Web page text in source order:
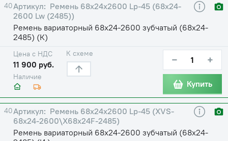
40
Ремень 68х24х2600 Lp-45 (68х24-
2600 Lw (2485))
Ремень вариаторный 68х24-2600 зубчатый (68х24-
2485) (К)
Наличие
Цена с НДС
11 900 руб.
К схеме − +
Купить
40
Ремень 68х24х2600 Lp-45 (XVS-
68х24-2600\X68х24F-2485)
Ремень вариаторный 68х24-2600 зубчатый (68х24-